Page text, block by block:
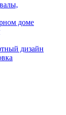
доме
дизайн